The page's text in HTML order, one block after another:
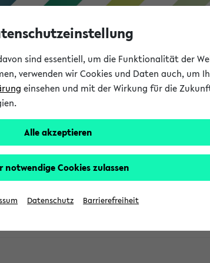
sind essentiell, um die Funktionalität der
verwenden wir Cookies und Daten auch, um
einsehen und mit der Wirkung für die
Alle akzeptieren
notwendige Cookies zulassen
Datenschutz Barrierefreiheit